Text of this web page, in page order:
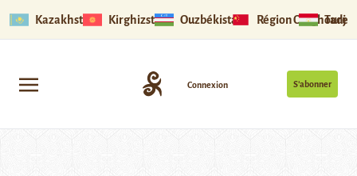
Kazakhstan Kirghizstan Ouzbékistan Région Ouïghoure
S’abonner
Connexion